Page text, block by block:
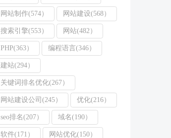
网站制作(574） 网站建设(568）
搜索引擎(553） 网站(482）
PHP(363） 编程语言(346）
建站(294）
关键词排名优化(267）
网站建设公司(245） 优化(216）
seo排名(207） 域名(190）
软件(171） 网站优化(150）